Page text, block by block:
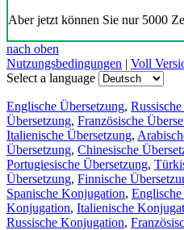
Aber jetzt können Sie nur 5000
nach oben
Nutzungsbedingungen | Voll
Select a language
Englische Übersetzung,
Übersetzung, Französische
Italienische Übersetzung,
Übersetzung, Chinesische
Portugiesische Übersetzung,
Übersetzung, Finnische
Spanische Konjugation,
Konjugation, Italienische
Russische Konjugation,